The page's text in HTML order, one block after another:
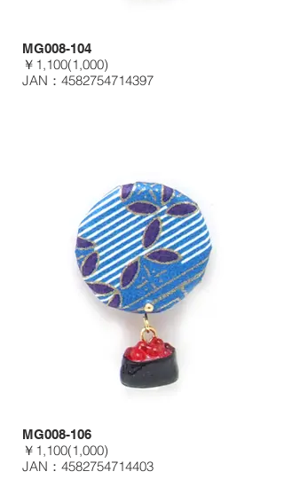
MG008-104
￥1,100(1,000)
JAN：4582754714397
MG008-106
￥1,100(1,000)
JAN：4582754714403